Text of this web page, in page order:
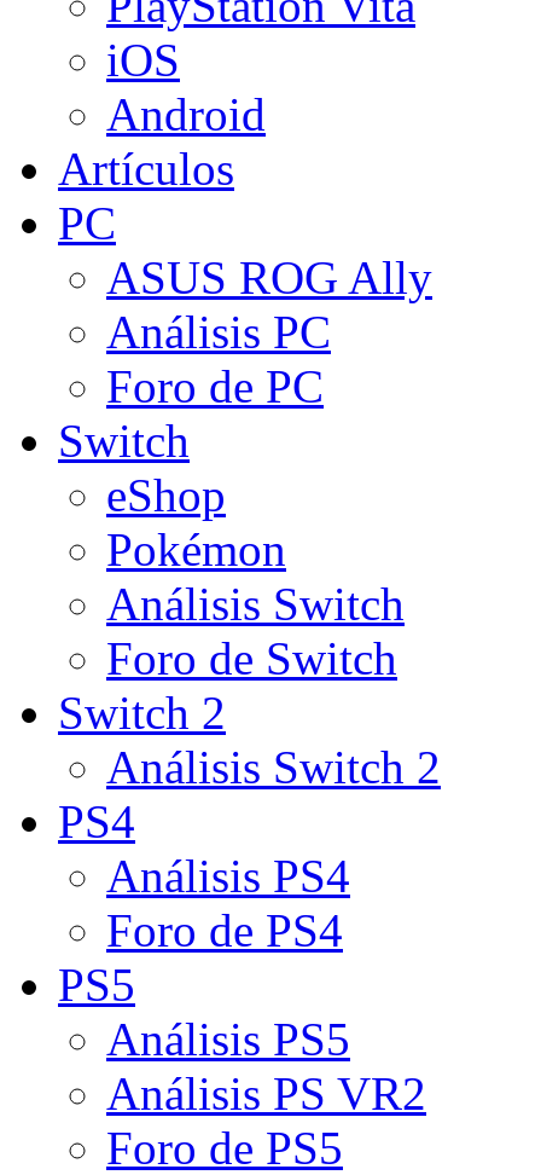
iOS
Android
Artículos
PC
ASUS ROG Ally
Análisis PC
Foro de PC
Switch
eShop
Pokémon
Análisis Switch
Foro de Switch
Switch 2
Análisis Switch 2
PS4
Análisis PS4
Foro de PS4
PS5
Análisis PS5
Análisis PS VR2
Foro de PS5